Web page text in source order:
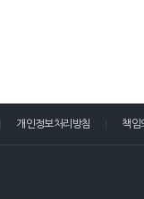
개인정보처리방침 책임